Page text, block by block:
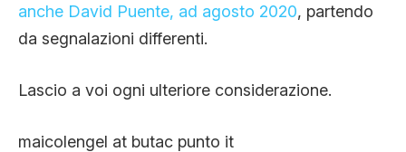
anche David Puente, ad agosto 2020, partendo
da segnalazioni differenti.
Lascio a voi ogni ulteriore considerazione.
maicolengel at butac punto it